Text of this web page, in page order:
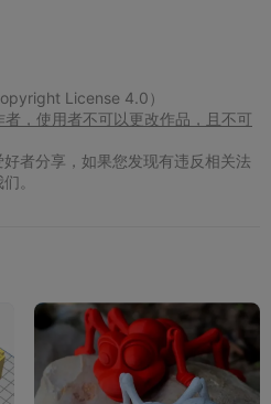
License 4.0）
，使用者不可以更改作品，且不可
者分享，如果您发现有违反相关法
。